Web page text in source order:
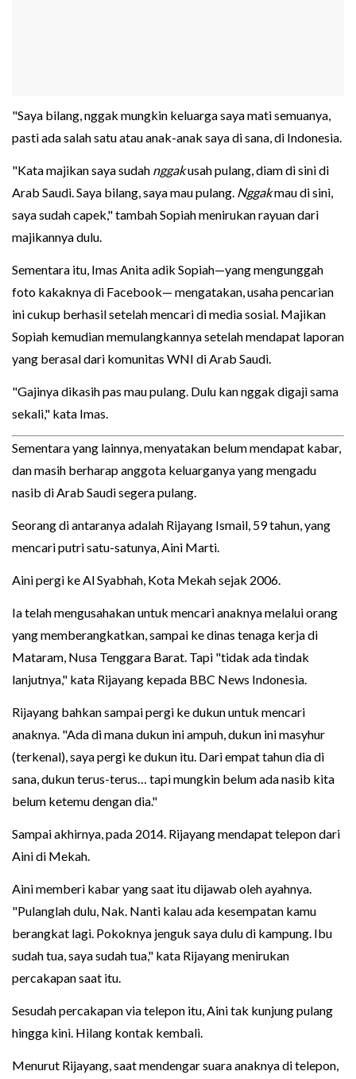
"Saya bilang, nggak mungkin keluarga saya mati semuanya,
pasti ada salah satu atau anak-anak saya di sana, di Indonesia.
"Kata majikan saya sudah nggakusah pulang, diam di sini di
Arab Saudi. Saya bilang, saya mau pulang. Nggakmau di sini,
saya sudah capek," tambah Sopiah menirukan rayuan dari
majikannya dulu.
Sementara itu, Imas Anita adik Sopiah—yang mengunggah
foto kakaknya di Facebook— mengatakan, usaha pencarian
ini cukup berhasil setelah mencari di media sosial. Majikan
Sopiah kemudian memulangkannya setelah mendapat laporan
yang berasal dari komunitas WNI di Arab Saudi.
"Gajinya dikasih pas mau pulang. Dulu kan nggak digaji sama
sekali," kata Imas.
Sementara yang lainnya, menyatakan belum mendapat kabar,
dan masih berharap anggota keluarganya yang mengadu
nasib di Arab Saudi segera pulang.
Seorang di antaranya adalah Rijayang Ismail, 59 tahun, yang
mencari putri satu-satunya, Aini Marti.
Aini pergi ke Al Syabhah, Kota Mekah sejak 2006.
Ia telah mengusahakan untuk mencari anaknya melalui orang
yang memberangkatkan, sampai ke dinas tenaga kerja di
Mataram, Nusa Tenggara Barat. Tapi "tidak ada tindak
lanjutnya," kata Rijayang kepada BBC News Indonesia.
Rijayang bahkan sampai pergi ke dukun untuk mencari
anaknya. "Ada di mana dukun ini ampuh, dukun ini masyhur
(terkenal), saya pergi ke dukun itu. Dari empat tahun dia di
sana, dukun terus-terus… tapi mungkin belum ada nasib kita
belum ketemu dengan dia."
Sampai akhirnya, pada 2014. Rijayang mendapat telepon dari
Aini di Mekah.
Aini memberi kabar yang saat itu dijawab oleh ayahnya.
"Pulanglah dulu, Nak. Nanti kalau ada kesempatan kamu
berangkat lagi. Pokoknya jenguk saya dulu di kampung. Ibu
sudah tua, saya sudah tua," kata Rijayang menirukan
percakapan saat itu.
Sesudah percakapan via telepon itu, Aini tak kunjung pulang
hingga kini. Hilang kontak kembali.
Menurut Rijayang, saat mendengar suara anaknya di telepon,